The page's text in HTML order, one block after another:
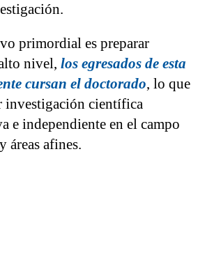
primordial es preparar
nivel, los egresados de esta
cursan el doctorado, lo que
investigación científica
e independiente en el campo
áreas afines.